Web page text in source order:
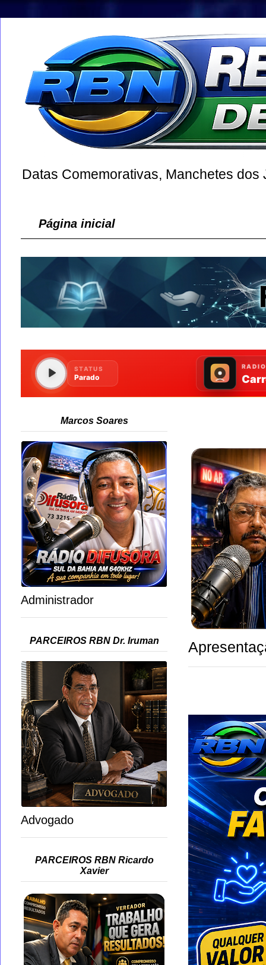
Datas Comemorativas, Manchetes
Página inicial
Marcos Soares
Administrador
PARCEIROS RBN Dr. Iruman
Advogado
PARCEIROS RBN Ricardo
Xavier